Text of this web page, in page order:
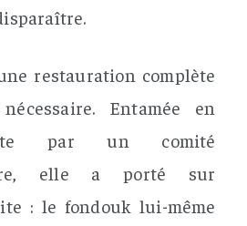
restauration complète
Entamée en
par un comité
elle a porté sur
: le fondouk lui-même